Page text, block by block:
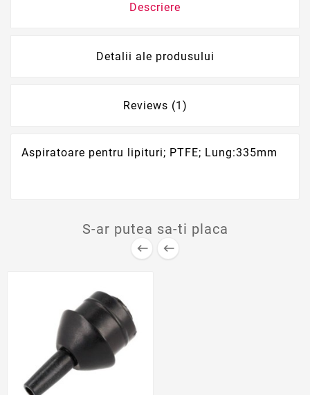
Descriere
Detalii ale produsului
Reviews (1)
Aspiratoare pentru lipituri; PTFE; Lung:335mm
S-ar putea sa-ti placa
 